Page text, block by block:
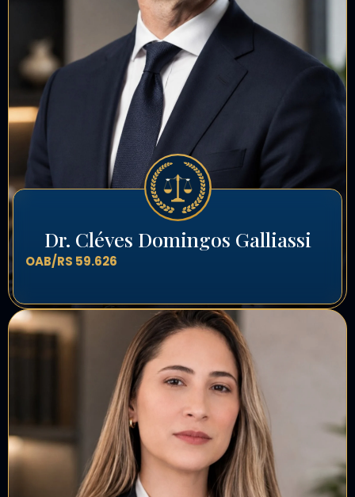
Dr. Cléves Domingos Galliassi
OAB/RS 59.626